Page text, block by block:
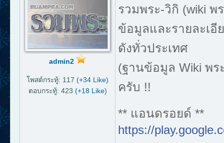
admin2
โพสต์กระทู้: 117(+34 Like)
ตอบกระทู้: 423 (+18 Like)
รวมพระ-วิกิ (wiki พ
ข้อมูลและรายละเอี
ดังทั่วประเทศ
(ฐานข้อมูล Wiki พร
ครับ !!
** แอนดรอยด์ **
https://